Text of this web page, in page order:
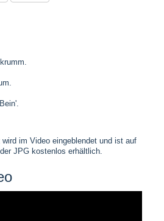
im Video eingeblendet und ist auf
JPG kostenlos erhältlich.